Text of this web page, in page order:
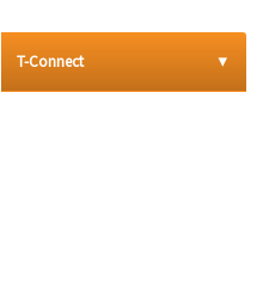
T-Connect